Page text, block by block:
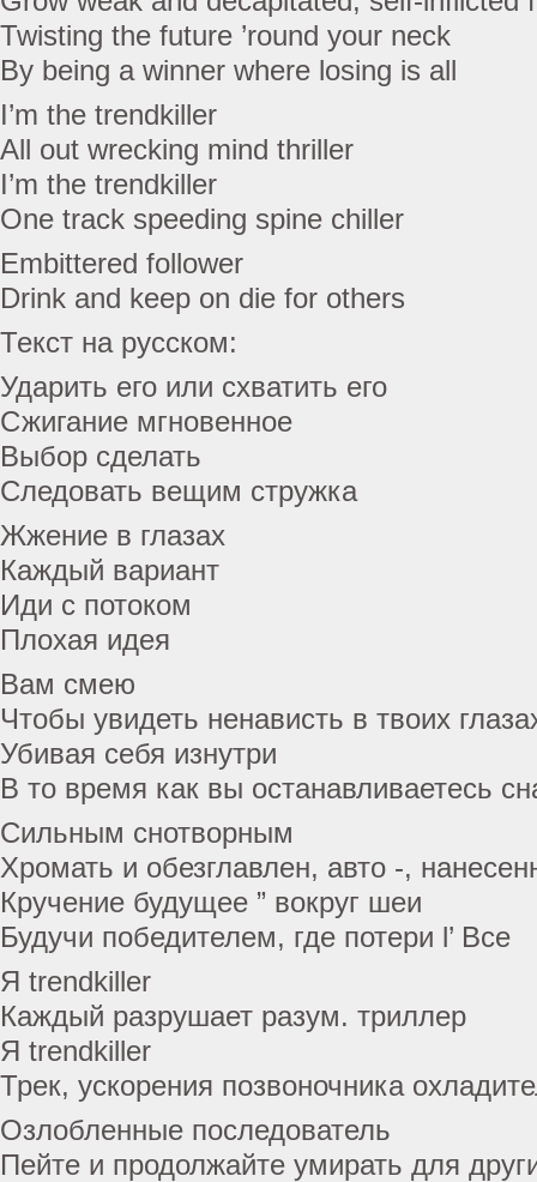
Twisting the future ’round your neck
By being a winner where losing is all
I’m the trendkiller
All out wrecking mind thriller
I’m the trendkiller
One track speeding spine chiller
Embittered follower
Drink and keep on die for others
Текст на русском:
Ударить его или схватить его
Сжигание мгновенное
Выбор сделать
Следовать вещим стружка
Жжение в глазах
Каждый вариант
Иди с потоком
Плохая идея
Вам смею
Чтобы увидеть ненависть в твоих
Убивая себя изнутри
В то время как вы останавливаетесь
Сильным снотворным
Хромать и обезглавлен, авто -,
Кручение будущее ” вокруг шеи
Будучи победителем, где потери l’ Все
Я trendkiller
Каждый разрушает разум. триллер
Я trendkiller
Трек, ускорения позвоночника
Озлобленные последователь
Пейте и продолжайте умирать для